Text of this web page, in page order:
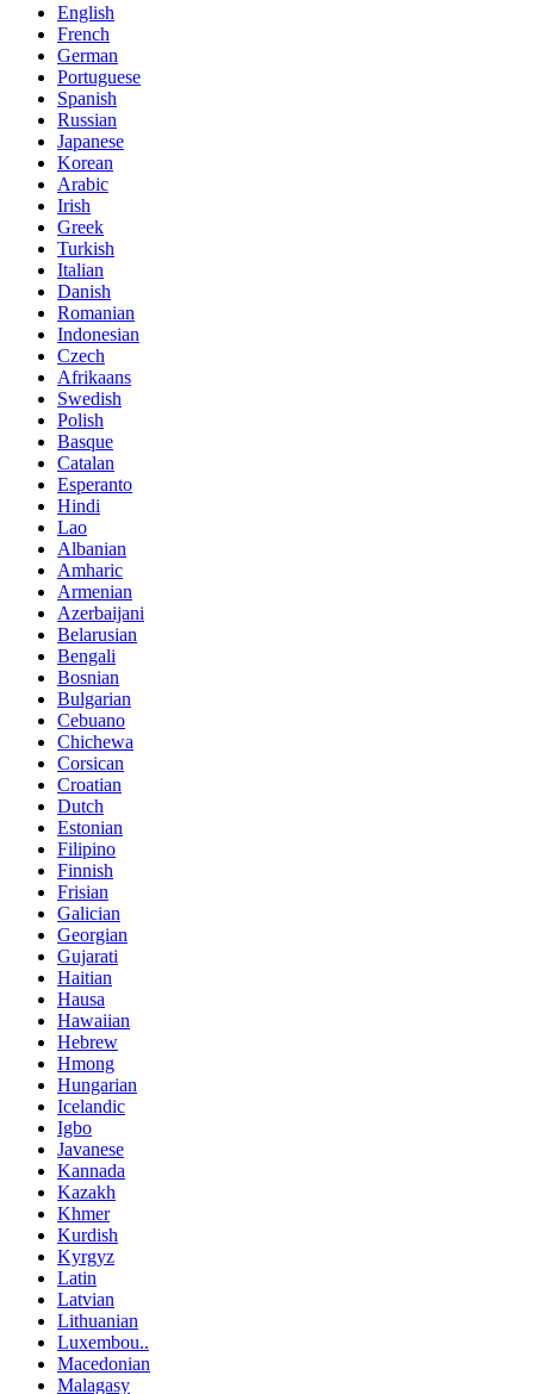
English
French
German
Portuguese
Spanish
Russian
Japanese
Korean
Arabic
Irish
Greek
Turkish
Italian
Danish
Romanian
Indonesian
Czech
Afrikaans
Swedish
Polish
Basque
Catalan
Esperanto
Hindi
Lao
Albanian
Amharic
Armenian
Azerbaijani
Belarusian
Bengali
Bosnian
Bulgarian
Cebuano
Chichewa
Corsican
Croatian
Dutch
Estonian
Filipino
Finnish
Frisian
Galician
Georgian
Gujarati
Haitian
Hausa
Hawaiian
Hebrew
Hmong
Hungarian
Icelandic
Igbo
Javanese
Kannada
Kazakh
Khmer
Kurdish
Kyrgyz
Latin
Latvian
Lithuanian
Luxembou..
Macedonian
Malagasy